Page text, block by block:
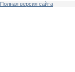
Полная версия сайта